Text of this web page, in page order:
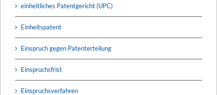
einheitliches Patentgericht (UPC)
Einheitspatent
Einspruch gegen Patenterteilung
Einspruchsfrist
Einspruchsverfahren